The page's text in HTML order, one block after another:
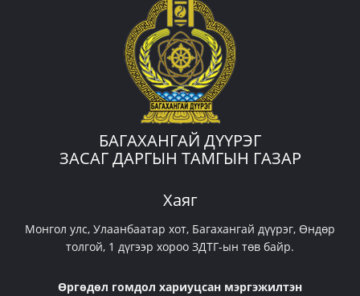
БАГАХАНГАЙ ДҮҮРЭГ
ЗАСАГ ДАРГЫН ТАМГЫН ГАЗАР
Хаяг
Монгол улс, Улаанбаатар хот, Багахангай дүүрэг, Өндөр
толгой, 1 дүгээр хороо ЗДТГ-ын төв байр.
Өргөдөл гомдол хариуцсан мэргэжилтэн